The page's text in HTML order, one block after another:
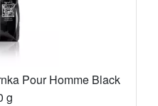
Pour Homme Black
g